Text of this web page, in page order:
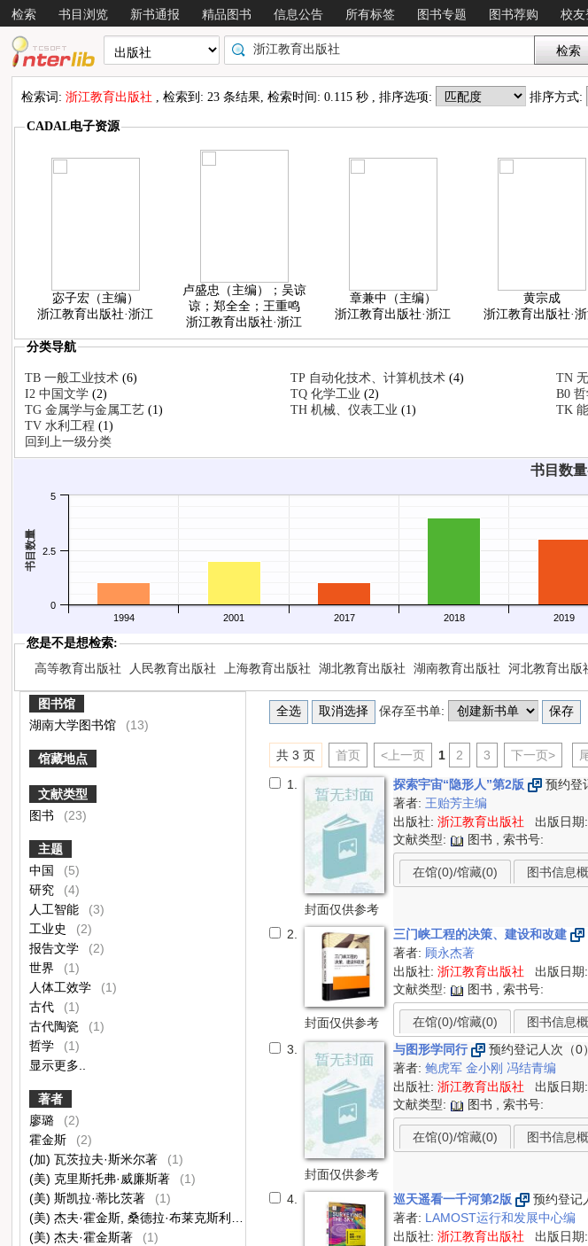
检索 书目浏览 新书通报 精品图书 信息公告 所有标签 图书专题 图书荐购 校
检索词:浙江教育出版社 , 检索到: 23 条结果, 检索时间: 0.115 秒 , 排序选项: 排序方式:
CADAL电子资源
宓子宏（主编）
浙江教育出版社·浙江
卢盛忠（主编）；吴谅
谅；郑全全；王重鸣
浙江教育出版社·浙江
章兼中（主编）
浙江教育出版社·浙江
黄宗成
浙江教育出版社·
分类导航
TB 一般工业技术 (6) TP 自动化技术、计算机技术 (4) TN
I2 中国文学 (2) TQ 化学工业 (2) B0
TG 金属学与金属工艺 (1) TH 机械、仪表工业 (1) TK
TV 水利工程 (1)
回到上一级分类
书目数量
书目数
1994 2001 2017 2018 2019
0
2.5
5
您是不是想检索:
高等教育出版社
人民教育出版社 上海教育出版社 湖北教育出版社 湖南教育出版社 河北教育出版
图书馆
湖南大学图书馆
(13)
馆藏地点
文献类型
图书
(23)
主题
中国
(5)
研究
(4)
人工智能
(3)
工业史
(2)
报告文学
(2)
世界
(1)
人体工效学
(1)
古代
(1)
古代陶瓷
(1)
哲学
(1)
显示更多..
著者
廖璐
(2)
霍金斯
(2)
(加) 瓦茨拉夫·斯米尔著
(1)
(美) 克里斯托弗·威廉斯著
(1)
(美) 斯凯拉·蒂比茨著
(1)
(美) 杰夫·霍金斯著
(1)
保存至书单:
共 3 页 首页 <上一页 1 2 3 下一页>
1.
封面仅供参考
探索宇宙“隐形人”第2版
预约登
著者: 王贻芳主编
出版社:浙江教育出版社 出版日期
文献类型:
图书 , 索书号:
在馆(0)/馆藏(0) 图书信息
2.
封面仅供参考
三门峡工程的决策、建设和改建
著者: 顾永杰著
出版社:浙江教育出版社 出版日期
文献类型:
图书 , 索书号:
在馆(0)/馆藏(0)
图书信息
3.
封面仅供参考
与图形学同行
预约登记人次（0）
著者:鲍虎军金小刚 冯结青编
出版社:浙江教育出版社 出版日期
文献类型:
图书 , 索书号:
在馆(0)/馆藏(0) 图书信息
4. 巡天遥看一千河第2版
预约登记
著者: LAMOST运行和发展中心编
出版社:浙江教育出版社 出版日期